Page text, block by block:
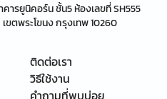
คารยูนิคอร์น ชั้น5 ห้องเลขที่ SH555
ตพระโขนง กรุงเทพ 10260
ติดต่อเรา
วิธีใช้งาน
คำถามที่พบบ่อย